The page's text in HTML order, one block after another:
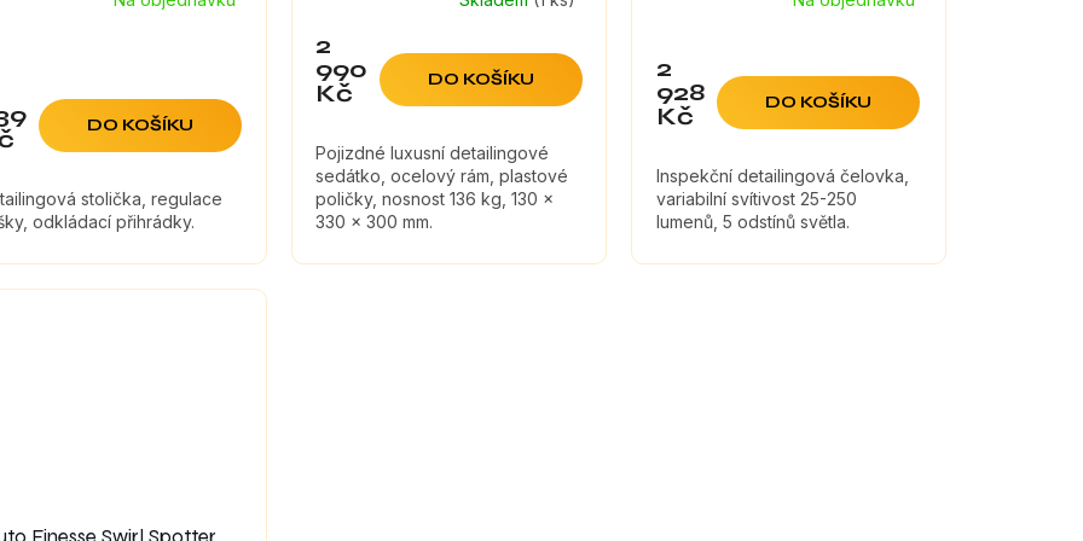
DO KOŠÍKU
stolička, regulace
odkládací přihrádky.
2
990
Kč
DO KOŠÍKU
Pojizdné luxusní detailingové
sedátko, ocelový rám, plastové
poličky, nosnost 136 kg, 130 x
330 x 300 mm.
2
928
Kč
DO KOŠÍKU
Inspekční detailingová čelovka,
variabilní svítivost 25-250
lumenů, 5 odstínů světla.